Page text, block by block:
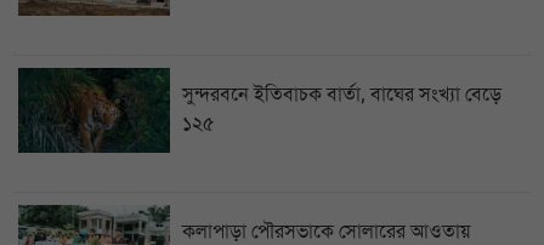
সুন্দরবনে ইতিবাচক বার্তা, বাঘের সংখ্যা বেড়ে
১২৫
কলাপাড়া পৌরসভাকে সোলারের আওতায়